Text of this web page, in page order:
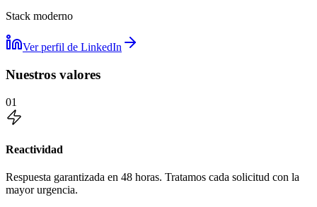
Stack moderno
Ver perfil de LinkedIn
Nuestros valores
01
Reactividad
Respuesta garantizada en 48 horas. Tratamos cada solicitud con la
mayor urgencia.